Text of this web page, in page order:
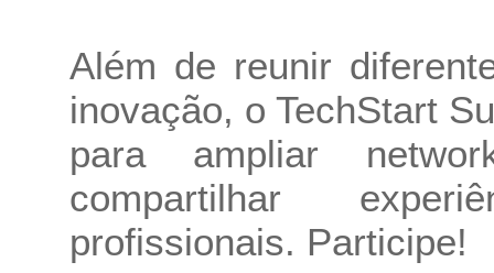
Além de reunir
inovação, o TechStart
para ampliar
compartilhar
profissionais. Participe!